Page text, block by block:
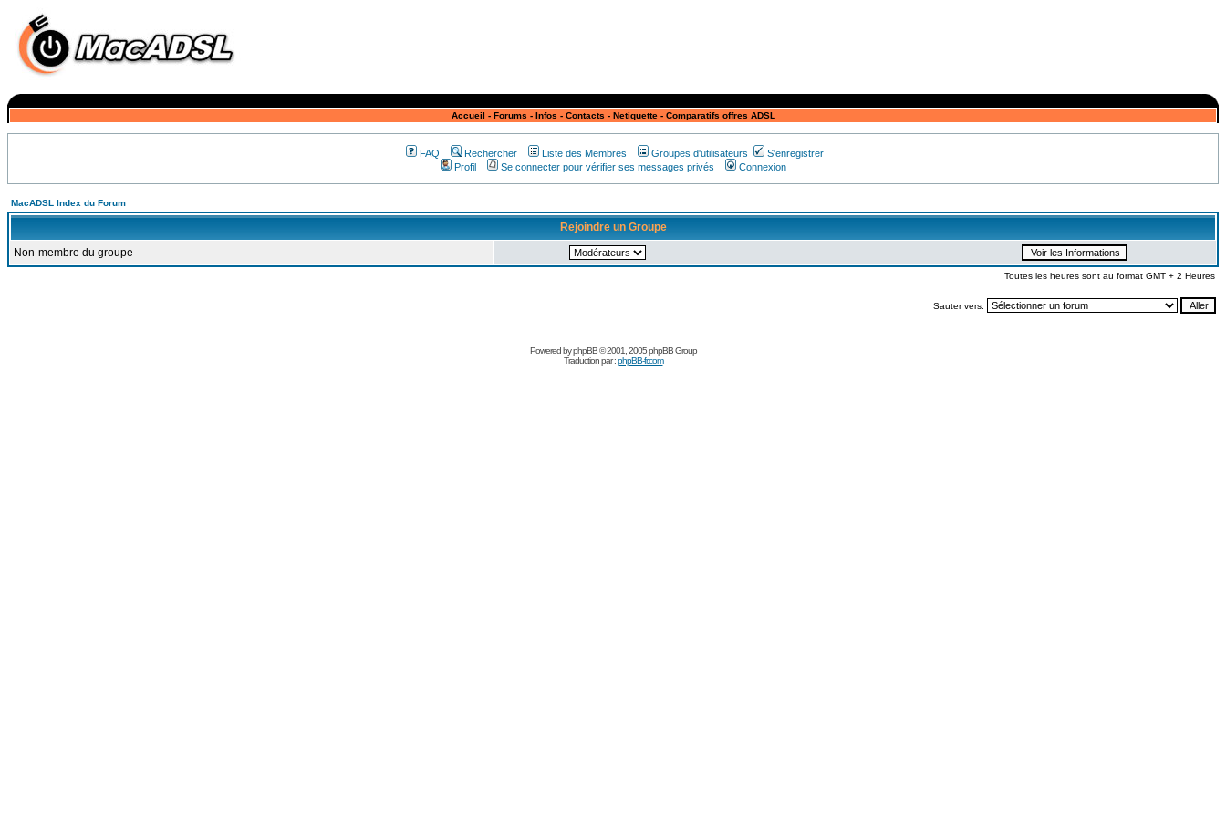
Accueil - Forums - Infos - Contacts - Netiquette- Comparatifs offres ADSL
FAQ Rechercher Liste des Membres Groupes d'utilisateurs
S'enregistrer
Profil
Se connecter pour vérifier ses messages privés Connexion
MacADSL Index du Forum
Rejoindre un Groupe
Non-membre du groupe
Toutes les heures sont au format GMT + 2 Heures
Sauter vers:
Powered byphpBB© 2001, 2005 phpBB Group
Traduction par :phpBB-fr.com